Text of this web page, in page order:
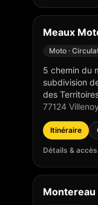
Meaux
Moto ·
5 chemin du
subdivision
des
77124 Villenoy
Itinéraire
Détails &
Montereau